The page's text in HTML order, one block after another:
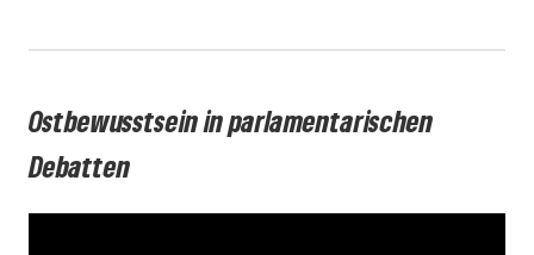
Ostbewusstsein in parlamentarischen
Debatten